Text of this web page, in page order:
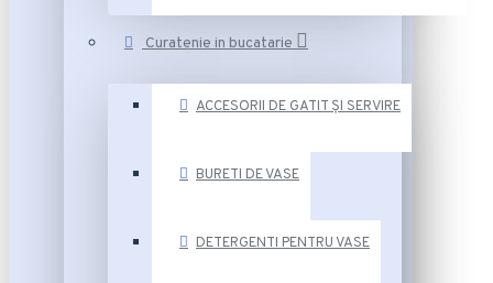
Curatenie in bucatarie
ACCESORII DE GATIT ȘI SERVIRE
BURETI DE VASE
DETERGENTI PENTRU VASE